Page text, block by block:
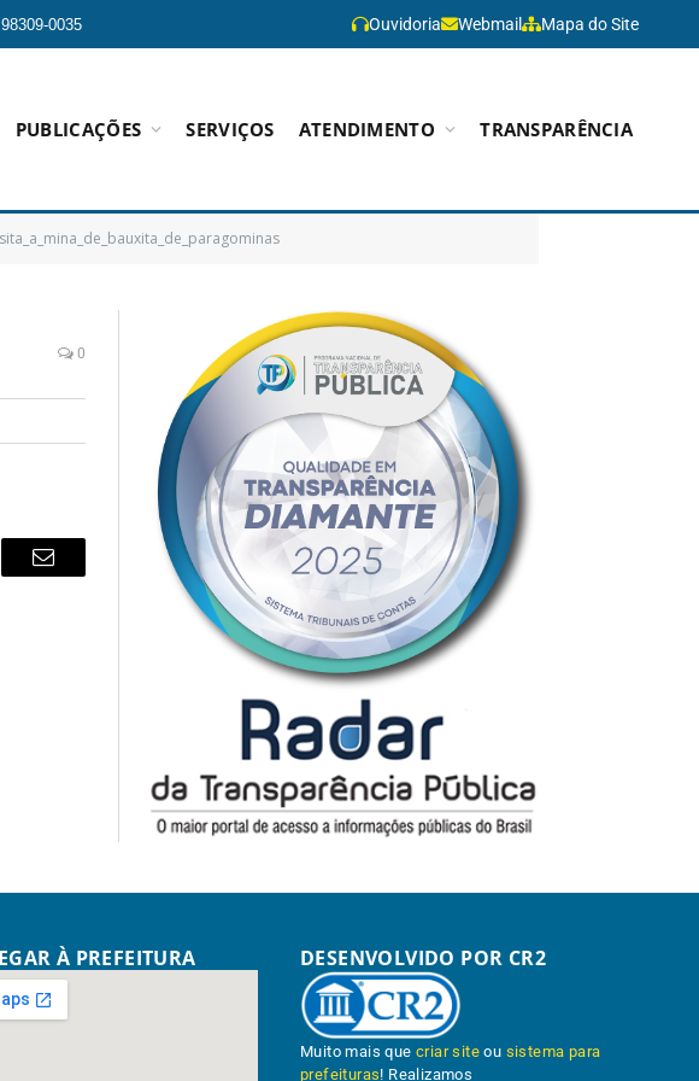
0035 Ouvidoria Webmail Mapa do Site
PUBLICAÇÕES SERVIÇOS ATENDIMENTO TRANSPARÊNCIA
0
Email
À PREFEITURA DESENVOLVIDO POR CR2
Muito mais quecriar site ou sistema para
prefeituras! Realizamos